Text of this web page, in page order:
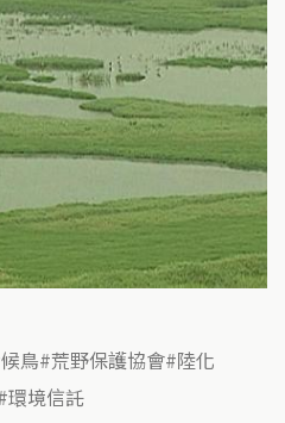
候鳥 荒野保護協會 陸化
環境信託